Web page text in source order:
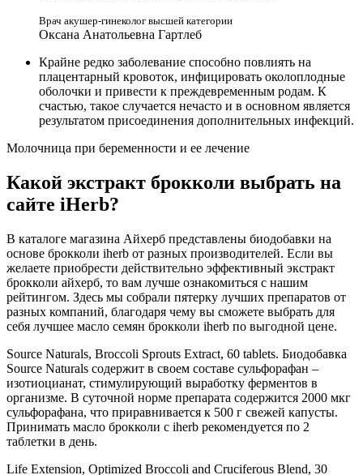
Врач акушер-гинеколог высшей категории
Оксана Анатольевна Гартлеб
Крайне редко заболевание способно повлиять на
плацентарный кровоток, инфицировать околоплодные
оболочки и привести к преждевременным родам. К
счастью, такое случается нечасто и в основном является
результатом присоединения дополнительных инфекций.
Молочница при беременности и ее лечение
Какой экстракт брокколи выбрать на
сайте iHerb?
В каталоге магазина Айхерб представлены биодобавки на
основе брокколи iherb от разных производителей. Если вы
желаете приобрести действительно эффективный экстракт
брокколи айхерб, то вам лучше ознакомиться с нашим
рейтингом. Здесь мы собрали пятерку лучших препаратов от
разных компаний, благодаря чему вы сможете выбрать для
себя лучшее масло семян брокколи iherb по выгодной цене.
Source Naturals, Broccoli Sprouts Extract, 60 tablets. Биодобавка
Source Naturals содержит в своем составе сульфорафан –
изотиоцианат, стимулирующий выработку ферментов в
организме. В суточной норме препарата содержится 2000 мкг
сульфорафана, что приравнивается к 500 г свежей капусты.
Принимать масло брокколи с iherb рекомендуется по 2
таблетки в день.
Life Extension, Optimized Broccoli and Cruciferous Blend, 30